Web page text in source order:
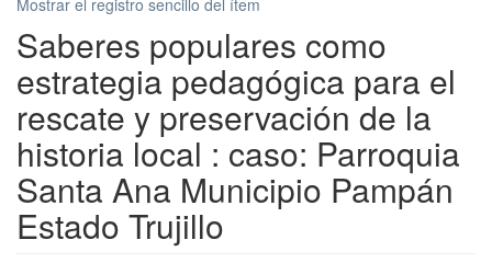
Mostrar el registro sencillo del ítem
Saberes populares como
estrategia pedagógica para el
rescate y preservación de la
historia local : caso: Parroquia
Santa Ana Municipio Pampán
Estado Trujillo